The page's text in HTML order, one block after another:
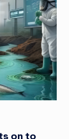
on to